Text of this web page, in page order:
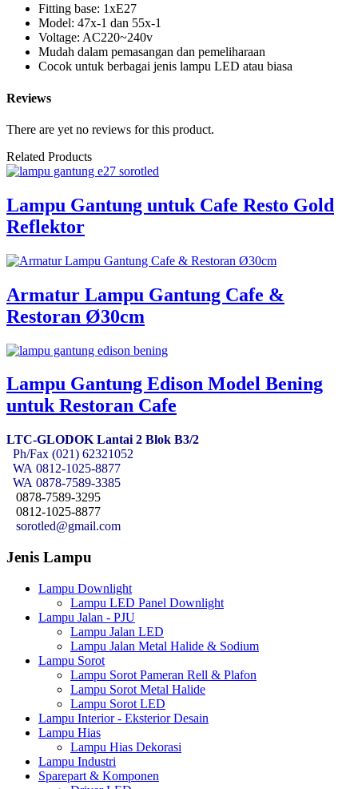
Fitting base: 1xE27
Model: 47x-1 dan 55x-1
Voltage: AC220~240v
Mudah dalam pemasangan dan pemeliharaan
Cocok untuk berbagai jenis lampu LED atau biasa
Reviews
There are yet no reviews for this product.
Related Products
Lampu Gantung untuk Cafe Resto Gold
Reflektor
Armatur Lampu Gantung Cafe &
Restoran Ø30cm
Lampu Gantung Edison Model Bening
untuk Restoran Cafe
LTC-GLODOK Lantai 2 Blok B3/2
Ph/Fax (021) 62321052
WA 0812-1025-8877
WA 0878-7589-3385
0878-7589-3295
0812-1025-8877
sorotled@gmail.com
Jenis Lampu
Lampu Downlight
Lampu LED Panel Downlight
Lampu Jalan - PJU
Lampu Jalan LED
Lampu Jalan Metal Halide & Sodium
Lampu Sorot
Lampu Sorot Pameran Rell & Plafon
Lampu Sorot Metal Halide
Lampu Sorot LED
Lampu Interior - Eksterior Desain
Lampu Hias
Lampu Hias Dekorasi
Lampu Industri
Sparepart & Komponen